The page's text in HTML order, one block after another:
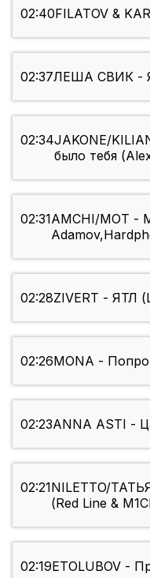
02:40FILATOV &
02:37ЛEША СВИК -
02:34JAKONE/
было тебя
02:31AMCHI/МОТ -
02:28ZIVERT - ЯТЛ
02:26MONA -
02:23ANNA ASTI -
02:21NILETTO/
(Red Line &
02:19ETOLUBOV -